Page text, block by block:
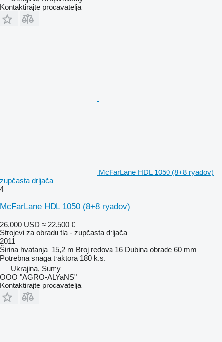
Kontaktirajte prodavatelja
McFarLane HDL 1050 (8+8 ryadov)
zupčasta drljača
4
McFarLane HDL 1050 (8+8 ryadov)
26.000 USD ≈ 22.500 €
Strojevi za obradu tla - zupčasta drljača
2011
Širina hvatanja 15,2 m Broj redova 16 Dubina obrade 60 mm
Potrebna snaga traktora 180 k.s.
Ukrajina, Sumy
OOO "AGRO-ALYaNS"
Kontaktirajte prodavatelja